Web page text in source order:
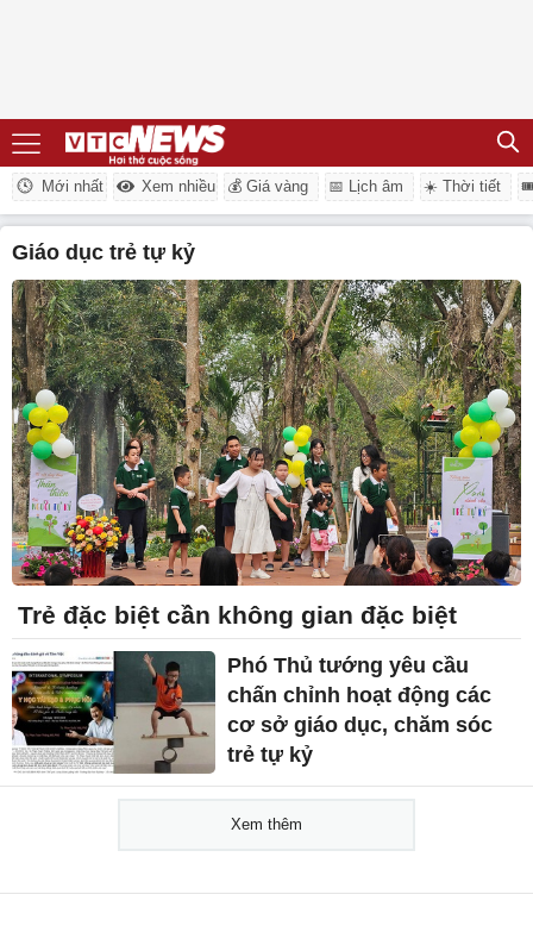
Mới nhất Xem nhiều 💰 Giá vàng 📅 Lịch âm ☀️ Thời tiết
giáo dục trẻ tự kỷ
Trẻ đặc biệt cần không gian đặc biệt
Phó Thủ tướng yêu cầu
chấn chỉnh hoạt động các
cơ sở giáo dục, chăm sóc
trẻ tự kỷ
Xem thêm